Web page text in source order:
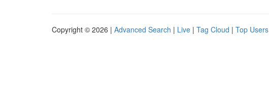
Copyright © 2026 | Advanced Search | Live | Tag Cloud | Top Users